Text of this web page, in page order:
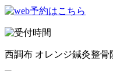
西調布 オレンジ鍼灸整骨